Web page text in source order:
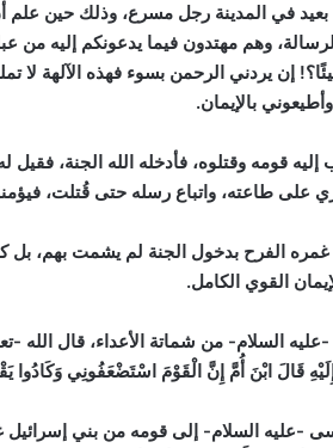
في المدينة رجل مسرع، وذلك حين علم أن
الرسالة، وهم مهتدون فيما يدعونكم إليه
إن يردني الرحمن بسوء فهذه الآلهة لا
بالإيمان.
قومه وقتلوه، فأدخله الله الجنة،
على طاعته، واتباع رسله حتى قُتلت،
غمره الفرح بدخول الجنة لم يشمت بهم،
القوي الكامل.
السلام- من شماتة الأعداء، قال الله
قَالَ ابْنَ أُمَّ إِنَّ الْقَوْمَ اسْتَضْعَفُونِي وَكَادُوا
-عليه السلام- إلى قومه من بني إسرائيل